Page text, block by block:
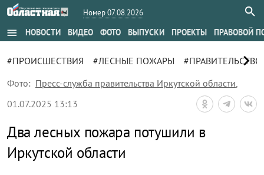
Номер 07.08.2026
menu НОВОСТИ ВИДЕО ФОТО ВЫПУСКИ ПРОЕКТЫ ПРАВОВОЙ
#ПРОИСШЕСТВИЯ #ЛЕСНЫЕ ПОЖАРЫ #ПРАВИТЕЛЬСТВО
chevron_right
Фото: Пресс-служба правительства Иркутской области,
01.07.2025 13:13
Два лесных пожара потушили в
Иркутской области